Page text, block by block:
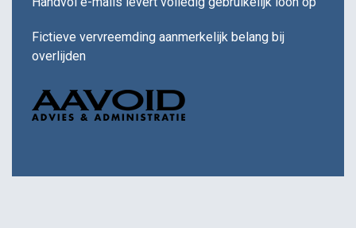
Fictieve vervreemding aanmerkelijk belang bij
overlijden